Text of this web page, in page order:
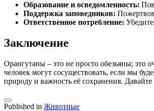
Образование и осведомленность:
Поддержка заповедников:
Ответственное потребление:
Заключение
Орангутаны – это не просто обезьяны; это
человек могут сосуществовать, если мы
природу и важность её сохранения.
Published in Животные